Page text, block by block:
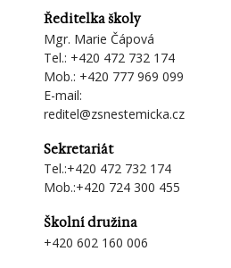
Ředitelka školy
Mgr. Marie Čápová
Tel.: +420 472 732 174
Mob.: +420 777 969 099
E-mail:
reditel@zsnestemicka.cz
Sekretariát
Tel.:+420 472 732 174
Mob.:+420 724 300 455
Školní družina
+420 602 160 006